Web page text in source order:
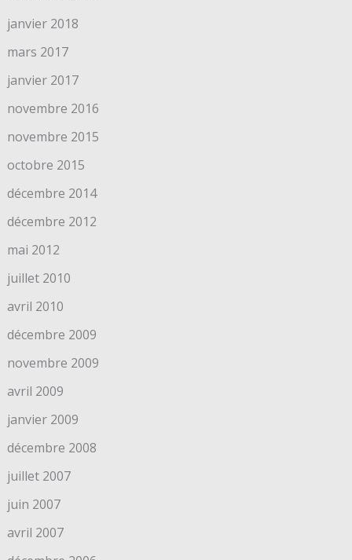
janvier 2018
mars 2017
janvier 2017
novembre 2016
novembre 2015
octobre 2015
décembre 2014
décembre 2012
mai 2012
juillet 2010
avril 2010
décembre 2009
novembre 2009
avril 2009
janvier 2009
décembre 2008
juillet 2007
juin 2007
avril 2007